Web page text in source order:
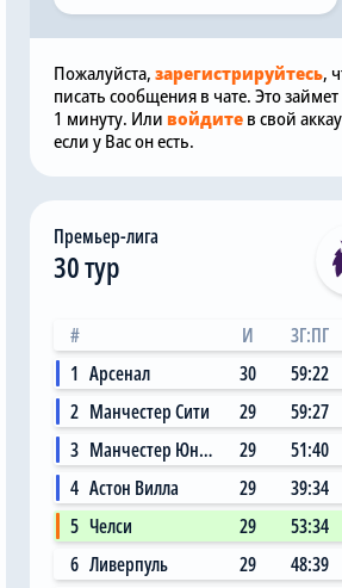
Пожалуйста, зарегистрируйтесь,
писать сообщения в чате. Это займет
1 минуту. Или войдите в свой
если у Вас он есть.
Премьер-лига
30 тур
# И ЗГ:ПГ
1 Арсенал 30 59:22
2 Манчестер Сити 29 59:27
3
Манчестер Юнайтед 29 51:40
4 Астон Вилла 29 39:34
5 Челси 29 53:34
6 Ливерпуль 29 48:39